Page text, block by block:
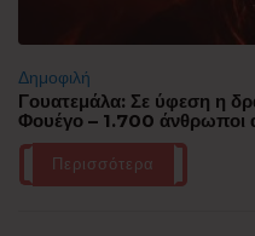
Δημοφιλή
Γουατεμάλα: Σε ύφεση η
Φουέγο – 1.700 άνθρωποι
Περισσότερα